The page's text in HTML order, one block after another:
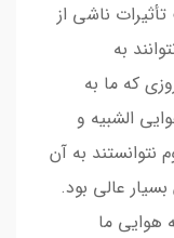
ناشی از
به
که ما به
الشبیه و
نتوانستند به آن
عالی بود.
هوایی ما